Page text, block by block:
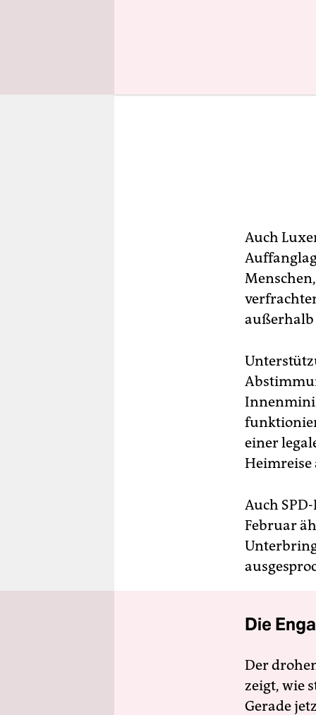
Auch
außerhalb
einer
Heimreise
Auch
Februar
Die
Der
zeigt, wie
Gerade